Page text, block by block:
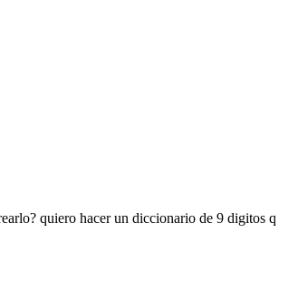
quiero hacer un diccionario de 9 digitos q